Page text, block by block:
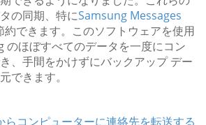
の同期、特にSamsung Messages
約できます。このソフトウェアを使用
のほぼすべてのデータを一度にコン
、手間をかけずにバックアップ デー
できます。
コンピューターに連絡先を転送する